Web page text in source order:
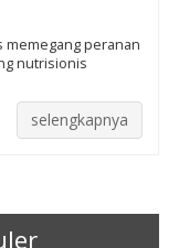
peranan
nutrisionis
selengkapnya